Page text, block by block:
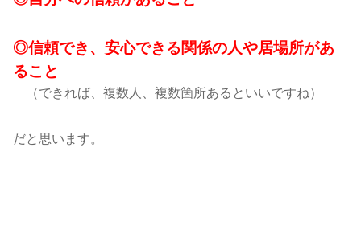
◎信頼でき、安心できる関係の人や居場所があ
ること
（できれば、複数人、複数箇所あるといいですね）
だと思います。